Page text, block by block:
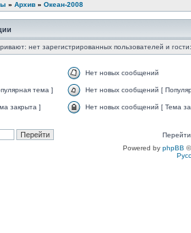
» Архив » Океан-2008
нет зарегистрированных пользователей и
Нет новых сообщений
тема ] Нет новых сообщений [
закрыта ] Нет новых сообщений [ Тема
Powered by phpBB